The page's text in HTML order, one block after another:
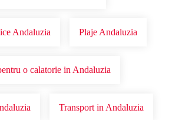
Andaluzia Plaje Andaluzia
o calatorie in Andaluzia
Transport in Andaluzia